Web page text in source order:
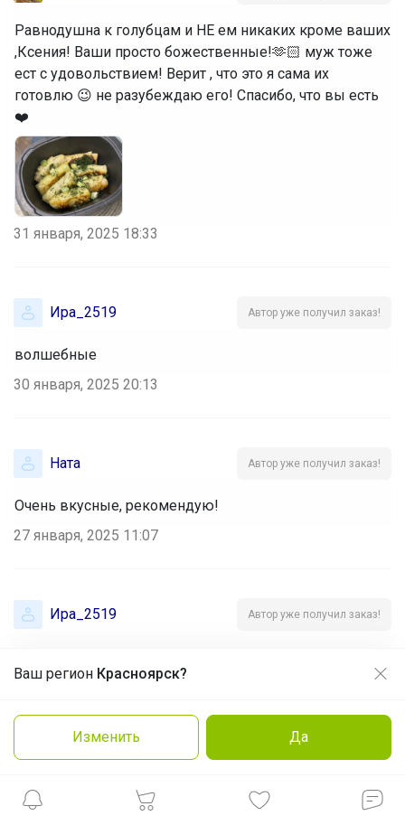
Ваш регион Красноярск?
Изменить Да
Равнодушна к голубцам и НЕ ем никаких кроме ваших
,Ксения! Ваши просто божественные!🫶🏻 муж тоже
ест с удовольствием! Верит , что это я сама их
готовлю 😉 не разубеждаю его! Спасибо, что вы есть
❤️
31 января, 2025 18:33
Ира_2519 Автор уже получил заказ!
волшебные
30 января, 2025 20:13
Haтa Автор уже получил заказ!
Очень вкусные, рекомендую!
27 января, 2025 11:07
Ира_2519 Автор уже получил заказ!
21 января, 2025 21:24
Юлия-23
Очень вкусно, рекомендую к покупке
Продолжая использовать этот сайт и нажимая кнопку
Принять